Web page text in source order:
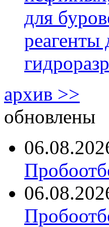
для
реагенты
архив >>
обновлены